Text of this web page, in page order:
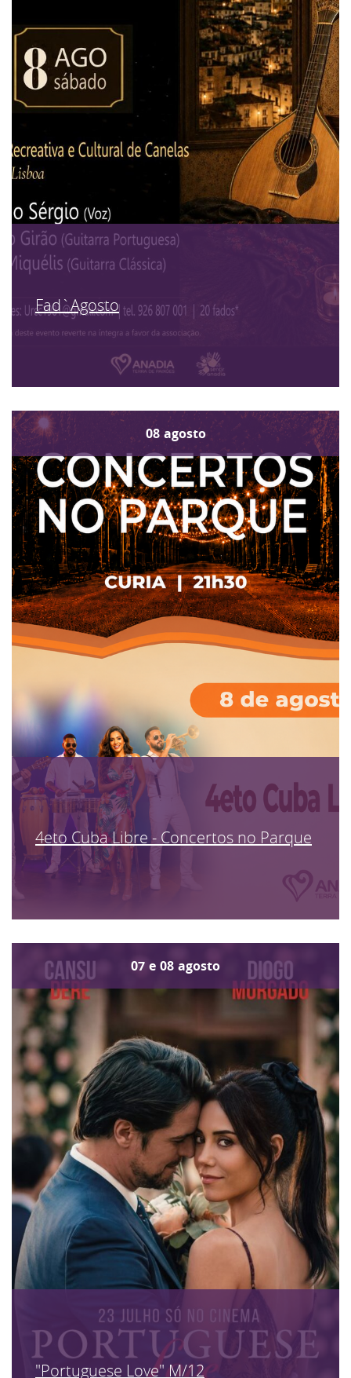
Fad`Agosto
08 agosto
4eto Cuba Libre - Concertos no Parque
07 e 08 agosto
"Portuguese Love" M/12